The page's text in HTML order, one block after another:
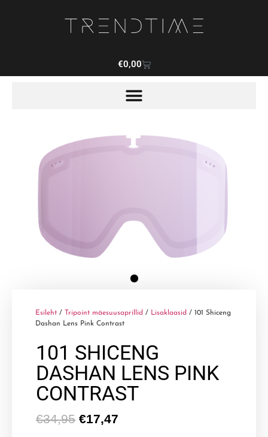
€0,00
Esileht / Tripoint mäesuusaprillid / Lisaklaasid / 101 Shiceng
Dashan Lens Pink Contrast
101 SHICENG
DASHAN LENS PINK
CONTRAST
€34,95 €17,47